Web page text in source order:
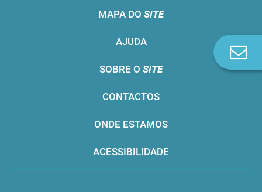
MAPA DO SITE
AJUDA
SOBRE O SITE
CONTACTOS
ONDE ESTAMOS
ACESSIBILIDADE